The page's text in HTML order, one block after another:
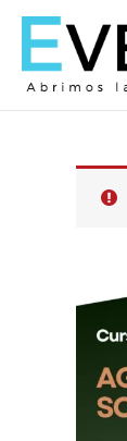
contenido